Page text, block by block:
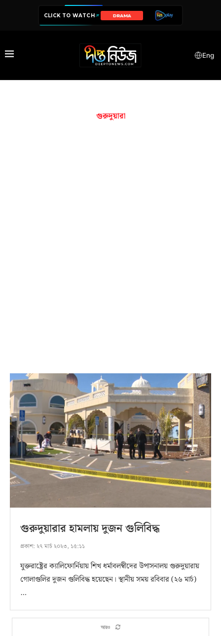
CLICK TO WATCH DRAMA
Eng
গুরুদুয়ারা
গুরুদুয়ারার হামলায় দুজন গুলিবিদ্ধ
প্রকাশ: ২৭ মার্চ ২০২৩, ১৫:১১
যুক্তরাষ্ট্রের ক্যালিফোর্নিয়ায় শিখ ধর্মাবলম্বীদের উপাসনালয় গুরুদুয়ারায়
গোলাগুলির দুজন গুলিবিদ্ধ হয়েছেন। স্থানীয় সময় রবিবার (২৬ মার্চ)
…
আরও